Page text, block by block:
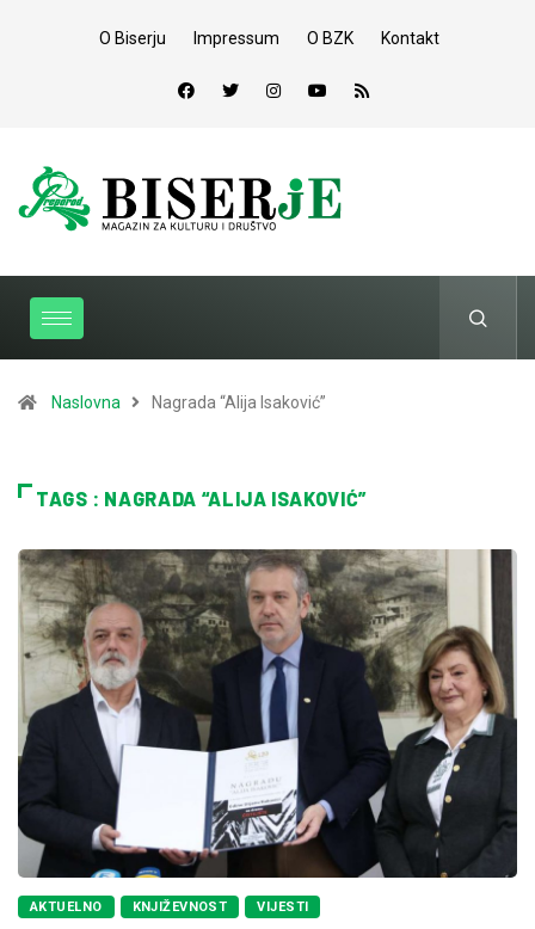
O Biserju Impressum O BZK Kontakt
Naslovna Nagrada “Alija Isaković”
TAGS : NAGRADA “ALIJA ISAKOVIĆ”
AKTUELNO KNJIŽEVNOST VIJESTI